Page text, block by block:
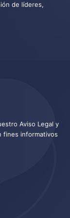
de líderes,
Aviso Legal y
fines informativos